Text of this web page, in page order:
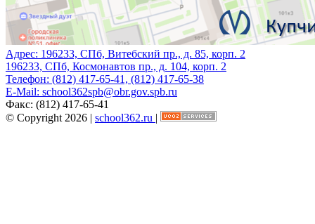
Адрес: 196233, СПб, Витебский пр., д. 85, корп. 2
196233, СПб, Космонавтов пр., д. 104, корп. 2
Телефон: (812) 417-65-41, (812) 417-65-38
E-Mail: school362spb@obr.gov.spb.ru
Факс: (812) 417-65-41
© Copyright 2026 | school362.ru |